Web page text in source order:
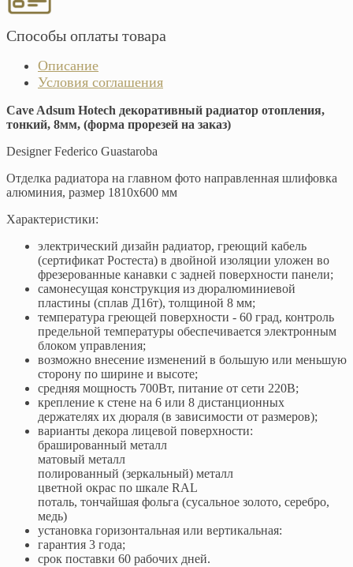
Способы оплаты товара
Описание
Условия соглашения
Cave Adsum Hotech декоративный радиатор отопления,
тонкий, 8мм, (форма прорезей на заказ)
Designer Federico Guastaroba
Отделка радиатора на главном фото направленная шлифовка
алюминия, размер 1810х600 мм
Характеристики:
электрический дизайн радиатор, греющий кабель
(сертификат Ростеста) в двойной изоляции уложен во
фрезерованные канавки с задней поверхности панели;
самонесущая конструкция из дюралюминиевой
пластины (сплав Д16т), толщиной 8 мм;
температура греющей поверхности - 60 град, контроль
предельной температуры обеспечивается электронным
блоком управления;
возможно внесение изменений в большую или меньшую
сторону по ширине и высоте;
средняя мощность 700Вт, питание от сети 220В;
крепление к стене на 6 или 8 дистанционных
держателях их дюраля (в зависимости от размеров);
варианты декора лицевой поверхности:
брашированный металл
матовый металл
полированный (зеркальный) металл
цветной окрас по шкале RAL
поталь, тончайшая фольга (сусальное золото, серебро,
медь)
установка горизонтальная или вертикальная:
гарантия 3 года;
срок поставки 60 рабочих дней.